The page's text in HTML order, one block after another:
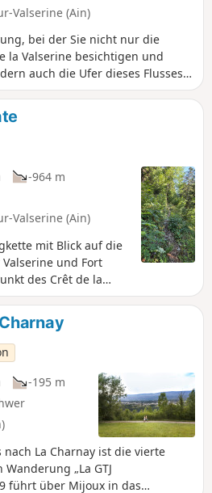
Valserine (Ain)
bei der Sie nicht nur die
la Valserine besichtigen und
auch die Ufer dieses Flusses
Relief im Laufe der Jahrhunderte
industrielle Aktivitäten
-964 m
Valserine (Ain)
mit Blick auf die
und Fort
des Crêt de la
360°-Panoramablick
den Genfer See auf
Horizont, der von
Blanc, dominiert
-195 m
nach La Charnay ist die vierte
„La GTJ
führt über Mijoux in das